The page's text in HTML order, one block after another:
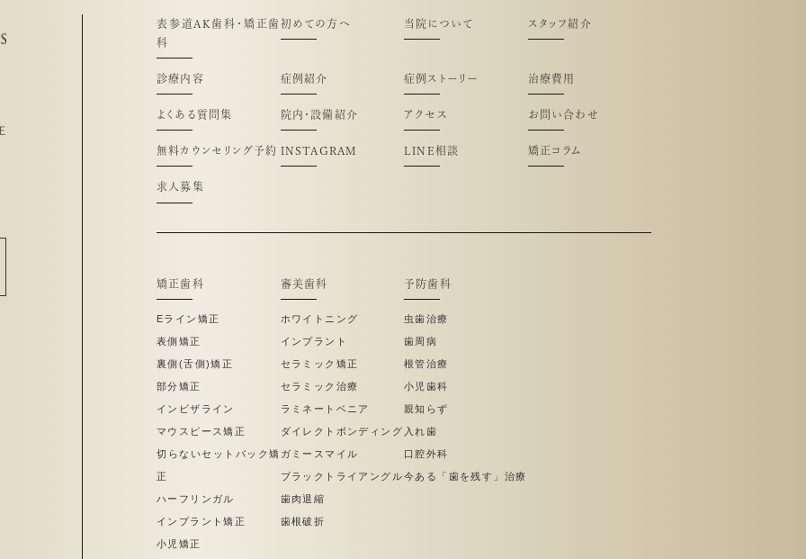
表参道AK歯科・矯正歯
科
初めての方へ 当院について スタッフ紹介
診療内容 症例紹介 症例ストーリー 治療費用
よくある質問集 院内・設備紹介 アクセス お問い合わせ
無料カウンセリング予約 INSTAGRAM LINE相談 矯正コラム
求人募集
矯正歯科
Eライン矯正
表側矯正
裏側(舌側)矯正
部分矯正
インビザライン
マウスピース矯正
切らないセットバック矯
正
ハーフリンガル
インプラント矯正
小児矯正
審美歯科
ホワイトニング
インプラント
セラミック矯正
セラミック治療
ラミネートベニア
ダイレクトボンディング
ガミースマイル
ブラックトライアングル
歯肉退縮
歯根破折
予防歯科
虫歯治療
歯周病
根管治療
小児歯科
親知らず
入れ歯
口腔外科
今ある「歯を残す」治療